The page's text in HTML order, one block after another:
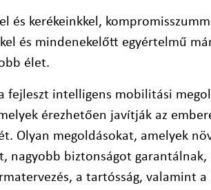
és kerékeinkkel,
és mindenekelőtt egyértelmű
élet.
fejleszt intelligens mobilitási
érezhetően javítják az
Olyan megoldásokat, amelyek
nagyobb biztonságot
a tartósság, valamint